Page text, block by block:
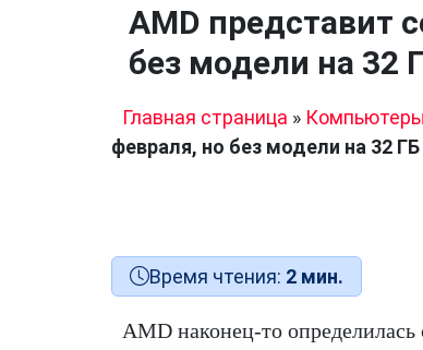
AMD представит
без модели на 32
Главная страница » Компьютеры
февраля, но без модели на 32 ГБ
Время чтения: 2 мин.
AMD наконец-то определилась